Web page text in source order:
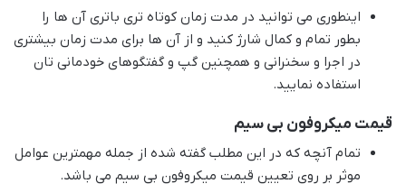
اینطوری می توانید در مدت زمان کوتاه تری باتری آن ها را
بطور تمام و کمال شارژ کنید و از آن ها برای مدت زمان بیشتری
در اجرا و سخنرانی و همچنین گپ و گفتگوهای خودمانی تان
استفاده نمایید.
قیمت میکروفون بی سیم
تمام آنچه که در این مطلب گفته شده از جمله مهمترین عوامل
موثر بر روی تعیین قیمت میکروفون بی سیم می باشد.